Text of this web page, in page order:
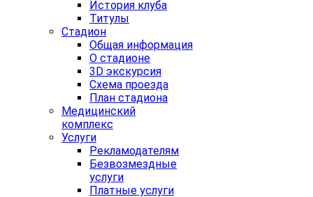
История клуба
Титулы
Стадион
Общая информация
О стадионе
3D экскурсия
Схема проезда
План стадиона
Медицинский
комплекс
Услуги
Рекламодателям
Безвозмездные
услуги
Платные услуги